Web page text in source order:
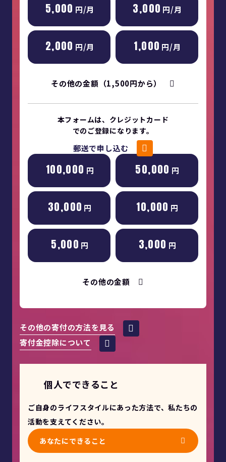
5,000 円/月 3,000 円/月
2,000 円/月 1,000 円/月
その他の金額（1,500円から）
本フォームは、クレジットカード
でのご登録になります。
郵送で申し込む
100,000 円 50,000 円
30,000 円 10,000 円
5,000 円 3,000 円
その他の金額
その他の寄付の方法を見る
寄付金控除について
個人でできること
ご自身のライフスタイルにあった方法で、私たちの
活動を支えてください。
あなたにできること